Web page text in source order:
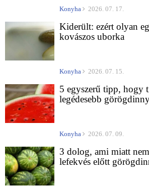
Konyha 2026. 07. 17.
Kiderült: ezért olyan
kovászos uborka
Konyha 2026. 07. 15.
5 egyszerű tipp, hogy
legédesebb
Konyha 2026. 07. 09.
3 dolog, ami miatt nem
lefekvés előtt